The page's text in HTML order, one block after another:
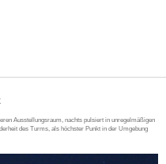
Ausstellungsraum, nachts pulsiert in unregelmäßigen
des Turms, als höchster Punkt in der Umgebung